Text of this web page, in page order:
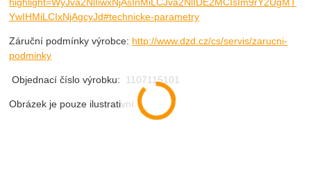
highlight=WyJva2NlIiwxNjAsInMiLCJva2NlIDE2MCIsIm9rY2UgMT
YwIHMiLCIxNjAgcyJd#technicke-parametry
Záruční podmínky výrobce: http://www.dzd.cz/cs/servis/zarucni-
podminky
Objednací číslo výrobku: 1107115101
Obrázek je pouze ilustrativní.